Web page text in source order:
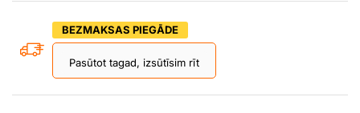
BEZMAKSAS PIEGĀDE
Pasūtot tagad, izsūtīsim rīt